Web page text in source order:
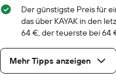
vor
dem
Aufenthalt
anzeigt
Das
Diagramm
hat
Der günstigste Preis für
das über KAYAK in den
64 €, der teuerste bei 64
Mehr Tipps anzeigen